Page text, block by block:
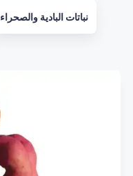
نباتات البادية والصحراء